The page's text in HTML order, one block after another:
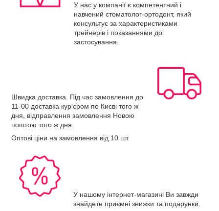
У нас у компанії є компетентний і
навчений стоматолог-ортодонт, який
консультує за характеристиками
трейнерів і показаннями до
застосування.
Швидка доставка. Під час замовлення до
11-00 доставка кур'єром по Києві того ж
дня, відправлення замовлення Новою
поштою того ж дня.
Оптові ціни на замовлення від 10 шт.
У нашому інтернет-магазині Ви завжди
знайдете приємні знижки та подарунки.